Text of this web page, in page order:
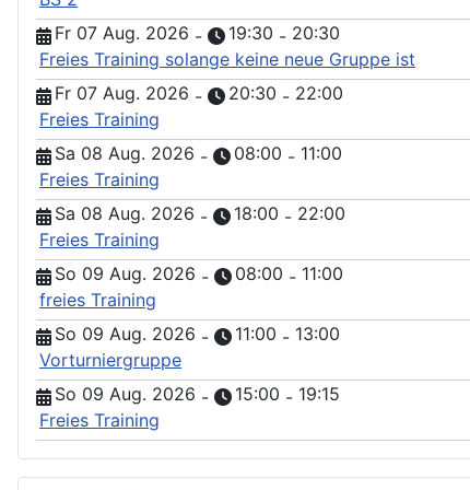
Fr 07 Aug. 2026 - 19:30 - 20:30
Freies Training solange keine neue Gruppe ist
Fr 07 Aug. 2026 - 20:30 - 22:00
Freies Training
Sa 08 Aug. 2026 - 08:00 - 11:00
Freies Training
Sa 08 Aug. 2026 - 18:00 - 22:00
Freies Training
So 09 Aug. 2026 - 08:00 - 11:00
freies Training
So 09 Aug. 2026 - 11:00 - 13:00
Vorturniergruppe
So 09 Aug. 2026 - 15:00 - 19:15
Freies Training